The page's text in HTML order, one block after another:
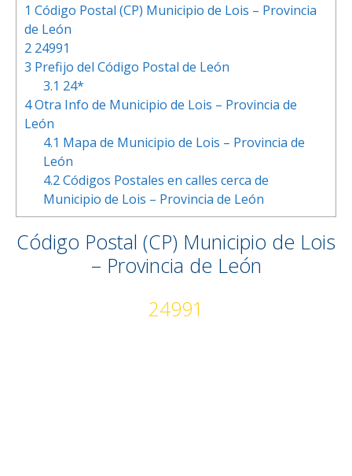
1 Código Postal (CP) Municipio de Lois – Provincia
de León
2 24991
3 Prefijo del Código Postal de León
3.1 24*
4Otra Info de Municipio de Lois – Provincia de
León
4.1 Mapa de Municipio de Lois – Provincia de
León
4.2Códigos Postales en calles cerca de
Municipio de Lois – Provincia de León
Código Postal (CP) Municipio de Lois
– Provincia de León
24991